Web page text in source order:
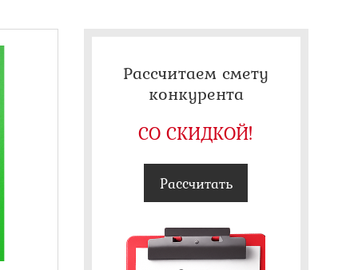
Рассчитаем смету
конкурента
СО СКИДКОЙ!
Рассчитать